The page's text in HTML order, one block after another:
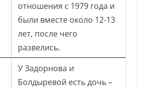
отношения с 1979 года и
были вместе около 12-13
лет, после чего
развелись.
У Задорнова и
Болдыревой есть дочь –